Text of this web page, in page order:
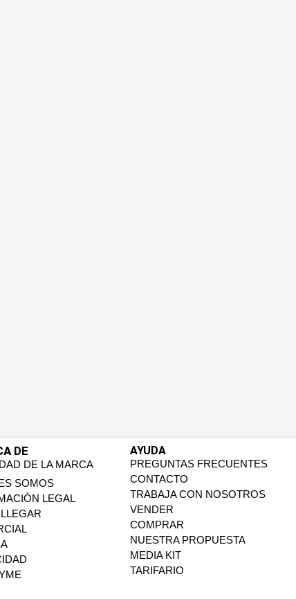
DE
DE LA MARCA
SOMOS
LEGAL
AYUDA
PREGUNTAS FRECUENTES
CONTACTO
TRABAJA CON NOSOTROS
VENDER
COMPRAR
NUESTRA PROPUESTA
MEDIA KIT
TARIFARIO